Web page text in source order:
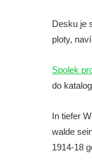
Desku je
ploty,
Spolek
do
In tiefer
walde
1914-18